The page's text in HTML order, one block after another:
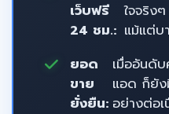
เว็บฟรี
24 ชม.:
ใจจริง
แม้แต่บ
ยอด
ขาย
ยั่งยืน:
เมื่ออันดั
แอด ก็ยัง
อย่างต่อ